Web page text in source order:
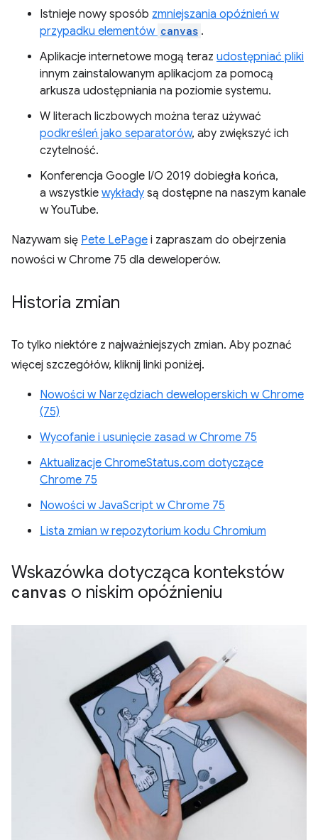
Istnieje nowy sposób zmniejszania opóźnień w
przypadku elementów canvas .
Aplikacje internetowe mogą teraz udostępniać pliki
innym zainstalowanym aplikacjom za pomocą
arkusza udostępniania na poziomie systemu.
W literach liczbowych można teraz używać
podkreśleń jako separatorów, aby zwiększyć ich
czytelność.
Konferencja Google I/O 2019 dobiegła końca,
a wszystkie wykłady są dostępne na naszym kanale
w YouTube.
Nazywam się Pete LePage i zapraszam do obejrzenia
nowości w Chrome 75 dla deweloperów.
Historia zmian
To tylko niektóre z najważniejszych zmian. Aby poznać
więcej szczegółów, kliknij linki poniżej.
Nowości w Narzędziach deweloperskich w Chrome
(75)
Wycofanie i usunięcie zasad w Chrome 75
Aktualizacje ChromeStatus.com dotyczące
Chrome 75
Nowości w JavaScript w Chrome 75
Lista zmian w repozytorium kodu Chromium
Wskazówka dotycząca kontekstów
canvas o niskim opóźnieniu